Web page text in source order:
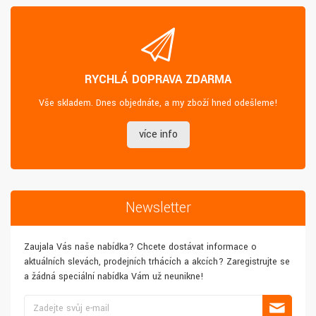
RYCHLÁ DOPRAVA ZDARMA
Vše skladem. Dnes objednáte, a my zboží hned odešleme!
více info
Newsletter
Zaujala Vás naše nabídka? Chcete dostávat informace o
aktuálních slevách, prodejních trhácích a akcích? Zaregistrujte se
a žádná speciální nabídka Vám už neunikne!